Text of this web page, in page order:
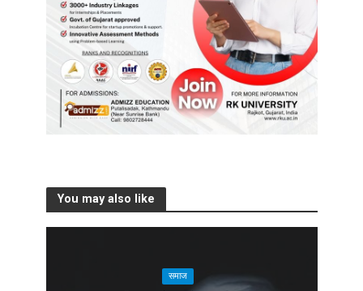
You may also like
समाज